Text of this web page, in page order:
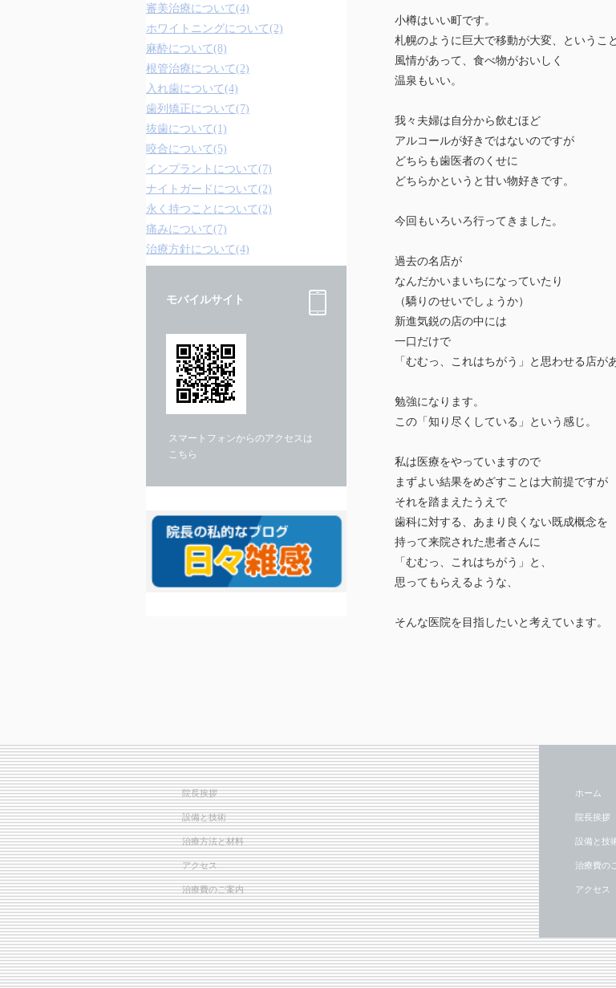
小樽はいい町です。
札幌のように巨大で移動が大変、というこ
風情があって、食べ物がおいしく
温泉もいい。
我々夫婦は自分から飲むほど
アルコールが好きではないのですが
どちらも歯医者のくせに
どちらかというと甘い物好きです。
今回もいろいろ行ってきました。
過去の名店が
なんだかいまいちになっていたり
（驕りのせいでしょうか）
新進気鋭の店の中には
一口だけで
「むむっ、これはちがう」と思わせる店が
勉強になります。
この「知り尽くしている」という感じ。
私は医療をやっていますので
まずよい結果をめざすことは大前提ですが
それを踏まえたうえで
歯科に対する、あまり良くない既成概念を
持って来院された患者さんに
「むむっ、これはちがう」と、
思ってもらえるような、
そんな医院を目指したいと考えています。
審美治療について(4)
ホワイトニングについて(2)
麻酔について(8)
根管治療について(2)
入れ歯について(4)
歯列矯正について(7)
抜歯について(1)
咬合について(5)
インプラントについて(7)
ナイトガードについて(2)
永く持つことについて(2)
痛みについて(7)
治療方針について(4)
モバイルサイト
スマートフォンからのアクセスは
こちら
院長挨拶
設備と技術
治療方法と材料
アクセス
治療費のご案内
ホーム
院長挨拶
設備と技
治療費の
アクセス